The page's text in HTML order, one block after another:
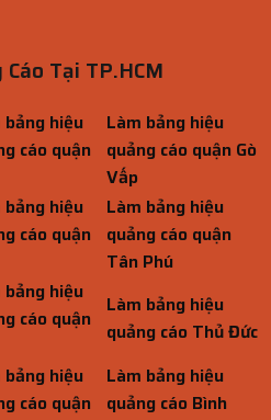
Tại TP.HCM
bảng hiệu
cáo quận
Làm bảng hiệu
quảng cáo quận Gò
Vấp
bảng hiệu
cáo quận
Làm bảng hiệu
quảng cáo quận
Tân Phú
bảng hiệu
cáo quận
Làm bảng hiệu
quảng cáo Thủ Đức
bảng hiệu
cáo quận
Làm bảng hiệu
quảng cáo Bình